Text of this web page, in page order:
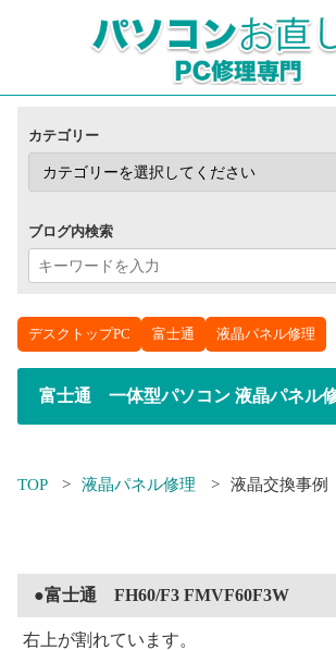
カテゴリー
ブログ内検索
デスクトップPC 富士通 液晶パネル修理
富士通 一体型パソコン 液晶パネル
TOP 液晶パネル修理 液晶交換事例
●富士通 FH60/F3 FMVF60F3W
右上が割れています。